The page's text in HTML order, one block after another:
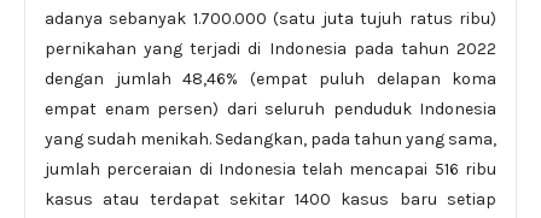
adanya sebanyak 1.700.000 (satu juta tujuh ratus ribu)
pernikahan yang terjadi di Indonesia pada tahun 2022
dengan jumlah 48,46% (empat puluh delapan koma
empat enam persen) dari seluruh penduduk Indonesia
yang sudah menikah. Sedangkan, pada tahun yang sama,
jumlah perceraian di Indonesia telah mencapai 516 ribu
kasus atau terdapat sekitar 1400 kasus baru setiap